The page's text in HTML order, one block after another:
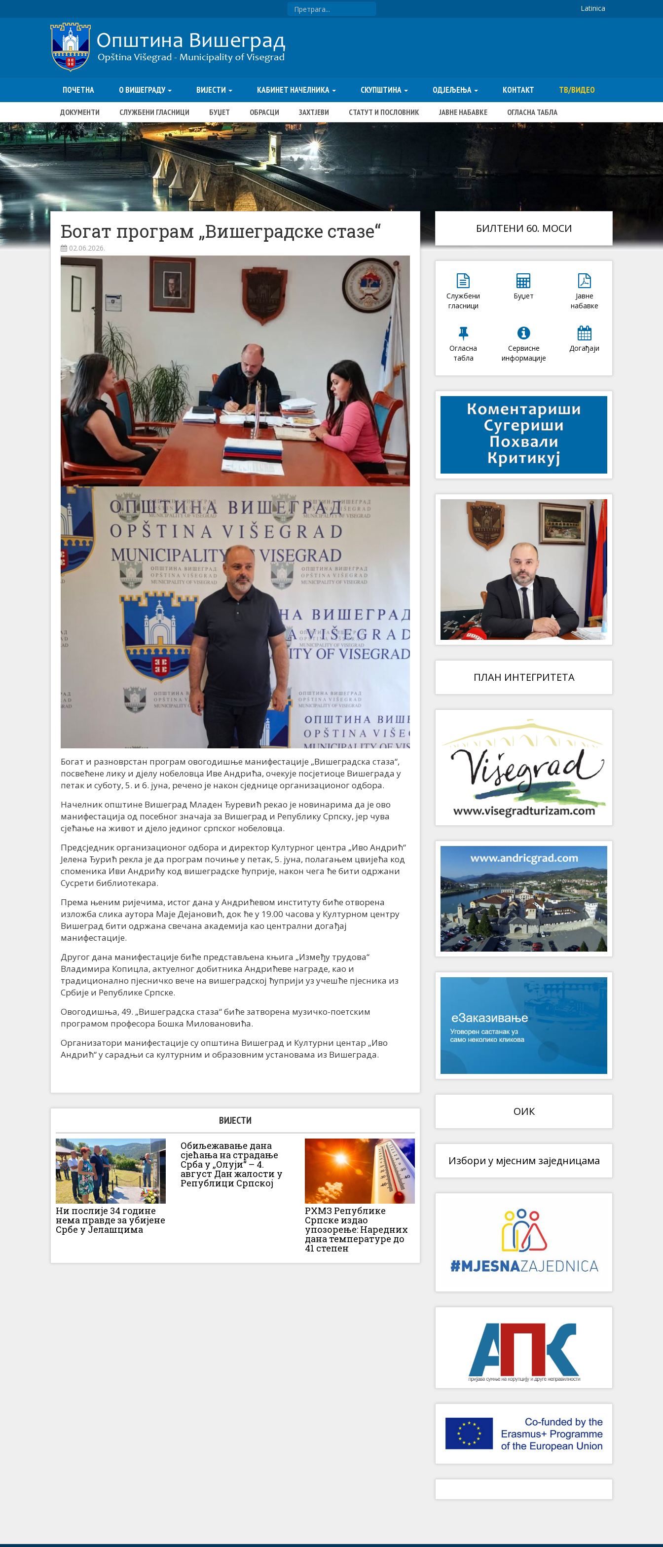
Latinica
ПОЧЕТНА О ВИШЕГРАДУ ВИЈЕСТИ КАБИНЕТ НАЧЕЛНИКА СКУПШТИНА ОДЈЕЉЕЊА КОНТАКТ ТВ/ВИДЕО
ДОКУМЕНТИ СЛУЖБЕНИ ГЛАСНИЦИ БУЏЕТ ОБРАСЦИ ЗАХТЈЕВИ СТАТУТ И ПОСЛОВНИК ЈАВНЕ НАБАВКЕ ОГЛАСНА ТАБЛА
Богат програм „Вишеградске стазе“
02.06.2026.
Богат и разноврстан програм овогодишње манифестације „Вишеградска стаза“,
посвећене лику и д‌јелу нобеловца Иве Андрића, очекује посјетиоце Вишеграда у
петак и суботу, 5. и 6. јуна, речено је након сједнице организационог одбора.
Начелник општине Вишеград Младен Ђуревић рекао је новинарима да је ово
манифестација од посебног значаја за Вишеград и Републику Српску, јер чува
сјећање на живот и д‌јело јединог српског нобеловца.
Предсједник организационог одбора и директор Културног центра „Иво Андрић“
Јелена Ђурић рекла је да програм почиње у петак, 5. јуна, полагањем цвијећа код
споменика Иви Андрићу код вишеградске ћуприје, након чега ће бити одржани
Сусрети библиотекара.
Према њеним ријечима, истог дана у Андрићевом институту биће отворена
изложба слика аутора Маје Дејановић, док ће у 19.00 часова у Културном центру
Вишеград бити одржана свечана академија као централни догађај
манифестације.
Другог дана манифестације биће представљена књига „Између трудова“
Владимира Копицла, актуелног добитника Андрићеве награде, као и
традиционално пјесничко вече на вишеградској ћуприји уз учешће пјесника из
Србије и Републике Српске.
Овогодишња, 49. „Вишеградска стаза“ биће затворена музичко-поетским
програмом професора Бошка Миловановића.
Организатори манифестације су општина Вишеград и Културни центар „Иво
Андрић“ у сарадњи са културним и образовним установама из Вишеграда.
ВИЈЕСТИ
Ни послије 34 године
нема правде за убијене
Србе у Јелашцима
Обиљежавање дана
сјећања на страдање
Срба у „Олуји“ – 4.
август Дан жалости у
Републици Српској
РХМЗ Републике
Српске издао
упозорење: Наредних
дана температуре до
41 степен
БИЛТЕНИ 60. МОСИ
Службени
гласници
Буџет
Јавне
набавке
Огласна
табла
Сервисне
информације
Догађаји
ПЛАН ИНТЕГРИТЕТА
ОИК
Избори у мјесним заједницама